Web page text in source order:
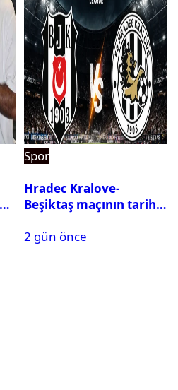
Spor
Hradec Kralove-
Beşiktaş maçının tarihi
2 gün önce